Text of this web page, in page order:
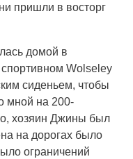
пришли в восторг
домой в
Wolseley
сиденьем, чтобы
мной на 200-
хозяин Джины был
на дорогах было
ограничений